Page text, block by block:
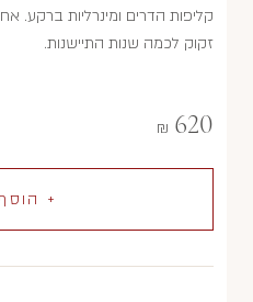
קליפות הדרים ומינרליות ברקע.
זקוק לכמה שנות התיישנות.
620
₪
+